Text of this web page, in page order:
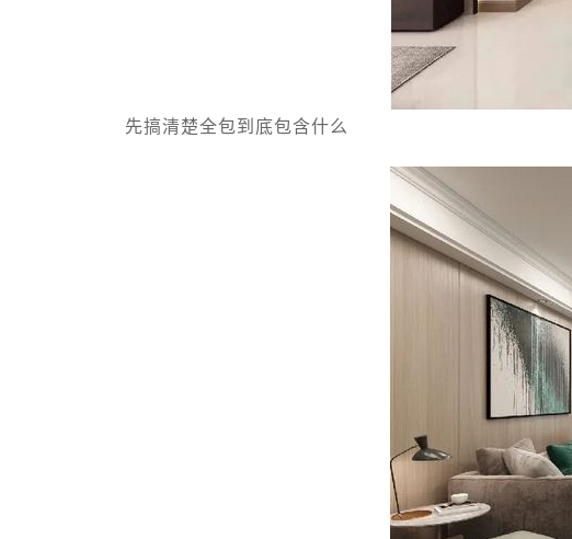
先搞清楚全包到底包含什么